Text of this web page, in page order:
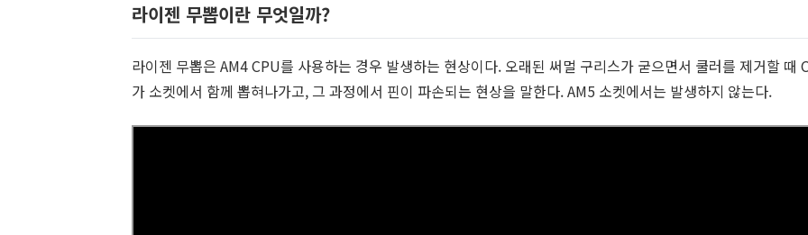
라이젠 무뽑이란 무엇일까?
라이젠 무뽑은 AM4 CPU를 사용하는 경우 발생하는 현상이다. 오래된 써멀 구리스가 굳으면서 쿨러를 제거할 때
가 소켓에서 함께 뽑혀나가고, 그 과정에서 핀이 파손되는 현상을 말한다. AM5 소켓에서는 발생하지 않는다.